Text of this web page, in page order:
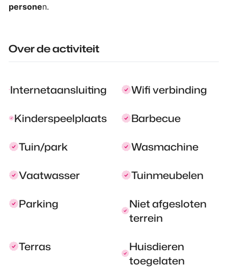
personen.
Over de activiteit
Internetaansluiting
Wifi verbinding
Kinderspeelplaats
Barbecue
Tuin/park
Wasmachine
Vaatwasser
Tuinmeubelen
Parking
Niet afgesloten
terrein
Terras
Huisdieren
toegelaten